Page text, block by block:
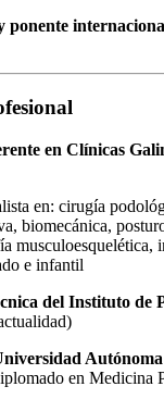
ponente
en Clínicas
en: cirugía
biomecánica,
musculoesquelética,
e infantil
del Instituto de
en Medicina